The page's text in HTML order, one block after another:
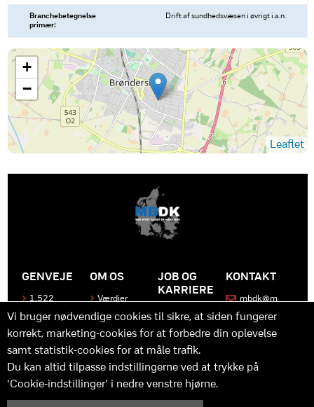
Branchebetegnelse
primær:
Drift af sundhedsvæsen i øvrigt i.a.n.
+
−
Leaflet
GENVEJE
1.522
Produkter
Kontakt
os
OM OS
Værdier
Historen
bag
MBDK
Hvad gør
os unikke
JOB OG
KARRIERE
Bliv en del
af MBDK
Vores
team
og
udvikling
KONTAKT
mbdk@m
Vi bruger nødvendige cookies til sikre, at siden fungerer
korrekt, marketing-cookies for at forbedre din oplevelse
samt statistik-cookies for at måle trafik.
Du kan altid tilpasse indstillingerne ved at trykke på
'Cookie-indstillinger' i nedre venstre hjørne.